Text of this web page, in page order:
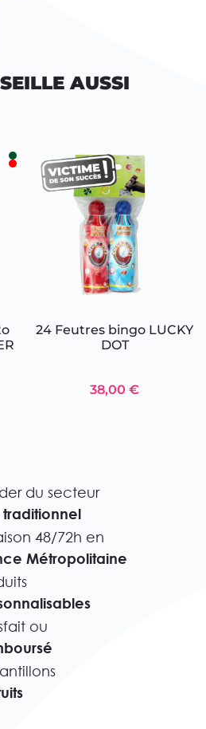
AUSSI
24 Feutres bingo LUCKY
DOT
38,00 €
du secteur
traditionnel
48/72h en
Métropolitaine
ou